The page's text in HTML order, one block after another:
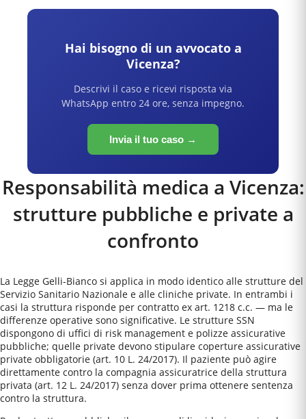
Hai bisogno di un avvocato a
Vicenza?
Descrivi il caso e ricevi risposta via
WhatsApp entro 24 ore, senza impegno.
Invia il tuo caso →
Responsabilità medica a Vicenza:
strutture pubbliche e private a
confronto
La Legge Gelli-Bianco si applica in modo identico alle strutture del
Servizio Sanitario Nazionale e alle cliniche private. In entrambi i
casi la struttura risponde per contratto ex art. 1218 c.c. — ma le
differenze operative sono significative. Le strutture SSN
dispongono di uffici di risk management e polizze assicurative
pubbliche; quelle private devono stipulare coperture assicurative
private obbligatorie (art. 10 L. 24/2017). Il paziente può agire
direttamente contro la compagnia assicuratrice della struttura
privata (art. 12 L. 24/2017) senza dover prima ottenere sentenza
contro la struttura.